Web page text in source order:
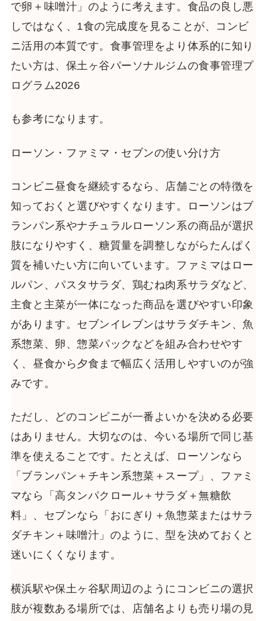
で卵＋味噌汁」のように考えます。食品の良し悪
しではなく、1食の完成度を見ることが、コンビ
ニ活用の本質です。食事管理をより体系的に知り
たい方は、保土ヶ谷パーソナルジムの食事管理プ
ログラム2026
も参考になります。
ローソン・ファミマ・セブンの使い分け方
コンビニ昼食を継続するなら、店舗ごとの特徴を
知っておくと選びやすくなります。ローソンはブ
ランパン系やナチュラルローソン系の商品が選択
肢になりやすく、糖質量を調整しながらたんぱく
質を補いたい方に向いています。ファミマはロー
ルパン、パスタサラダ、鶏むね肉系サラダなど、
主食と主菜が一体になった商品を選びやすい印象
があります。セブンイレブンはサラダチキン、魚
系惣菜、卵、惣菜パックなどを組み合わせやす
く、昼食から夕食まで幅広く活用しやすいのが強
みです。
ただし、どのコンビニが一番よいかを決める必要
はありません。大切なのは、今いる場所で同じ基
準を使えることです。たとえば、ローソンなら
「ブランパン＋チキン系惣菜＋スープ」、ファミ
マなら「高タンパクロール＋サラダ＋無糖飲
料」、セブンなら「おにぎり＋魚惣菜またはサラ
ダチキン＋味噌汁」のように、型を決めておくと
迷いにくくなります。
横浜駅や保土ヶ谷駅周辺のようにコンビニの選択
肢が複数ある場所では、店舗名よりも売り場の見